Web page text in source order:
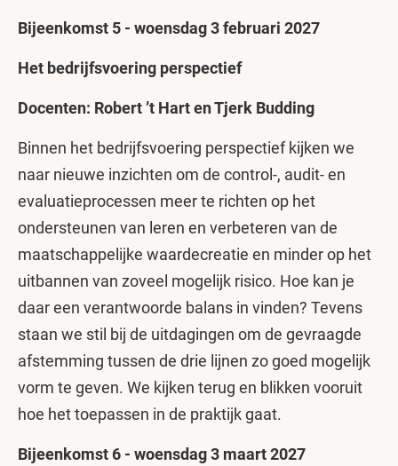
Bijeenkomst 5 - woensdag 3 februari 2027
Het bedrijfsvoering perspectief
Docenten: Robert ’t Hart en Tjerk Budding
Binnen het bedrijfsvoering perspectief kijken we
naar nieuwe inzichten om de control-, audit- en
evaluatieprocessen meer te richten op het
ondersteunen van leren en verbeteren van de
maatschappelijke waardecreatie en minder op het
uitbannen van zoveel mogelijk risico. Hoe kan je
daar een verantwoorde balans in vinden? Tevens
staan we stil bij de uitdagingen om de gevraagde
afstemming tussen de drie lijnen zo goed mogelijk
vorm te geven. We kijken terug en blikken vooruit
hoe het toepassen in de praktijk gaat.
Bijeenkomst 6 - woensdag 3 maart 2027